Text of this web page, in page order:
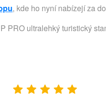
, kde ho nyní nabízejí za
PRO ultralehký turistický